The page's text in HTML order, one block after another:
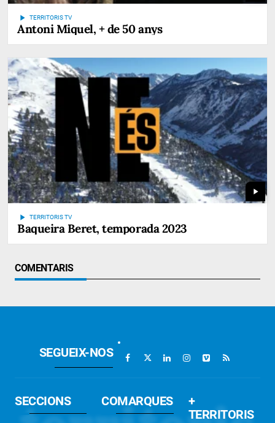
play_arrow TERRITORIS TV
Antoni Miquel, + de 50 anys
play_arrow
play_arrow TERRITORIS TV
Baqueira Beret, temporada 2023
COMENTARIS
SEGUEIX-NOS
SECCIONS COMARQUES
+
TERRITORIS